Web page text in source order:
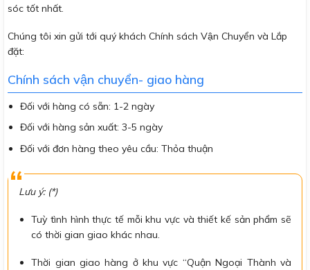
sóc tốt nhất.
Chúng tôi xin gửi tới quý khách Chính sách Vận Chuyển và Lắp
đặt:
Chính sách vận chuyển- giao hàng
Đối với hàng có sẵn: 1-2 ngày
Đối với hàng sản xuất: 3-5 ngày
Đối với đơn hàng theo yêu cầu: Thỏa thuận
Lưu ý: (*)
Tuỳ tình hình thực tế mỗi khu vực và thiết kế sản phẩm sẽ
có thời gian giao khác nhau.
Thời gian giao hàng ở khu vực “Quận Ngoại Thành và